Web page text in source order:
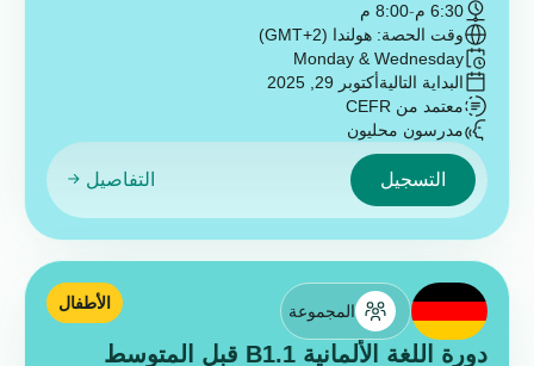
6:30 م
-8:00 م
وقت الحصة: هولندا (GMT+2)
Monday & Wednesday
البداية التاليةأكتوبر 29, 2025
معتمد من CEFR
مدرسون محليون
التسجيل التفاصيل
المجموعة
دورة اللغة الألمانية B1.1 قبل المتوسط
الأطفال